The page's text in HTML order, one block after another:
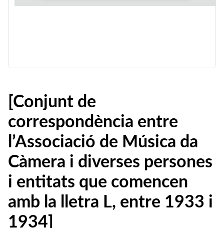
[Conjunt de
correspondència entre
l’Associació de Música da
Càmera i diverses persones
i entitats que comencen
amb la lletra L, entre 1933 i
1934]